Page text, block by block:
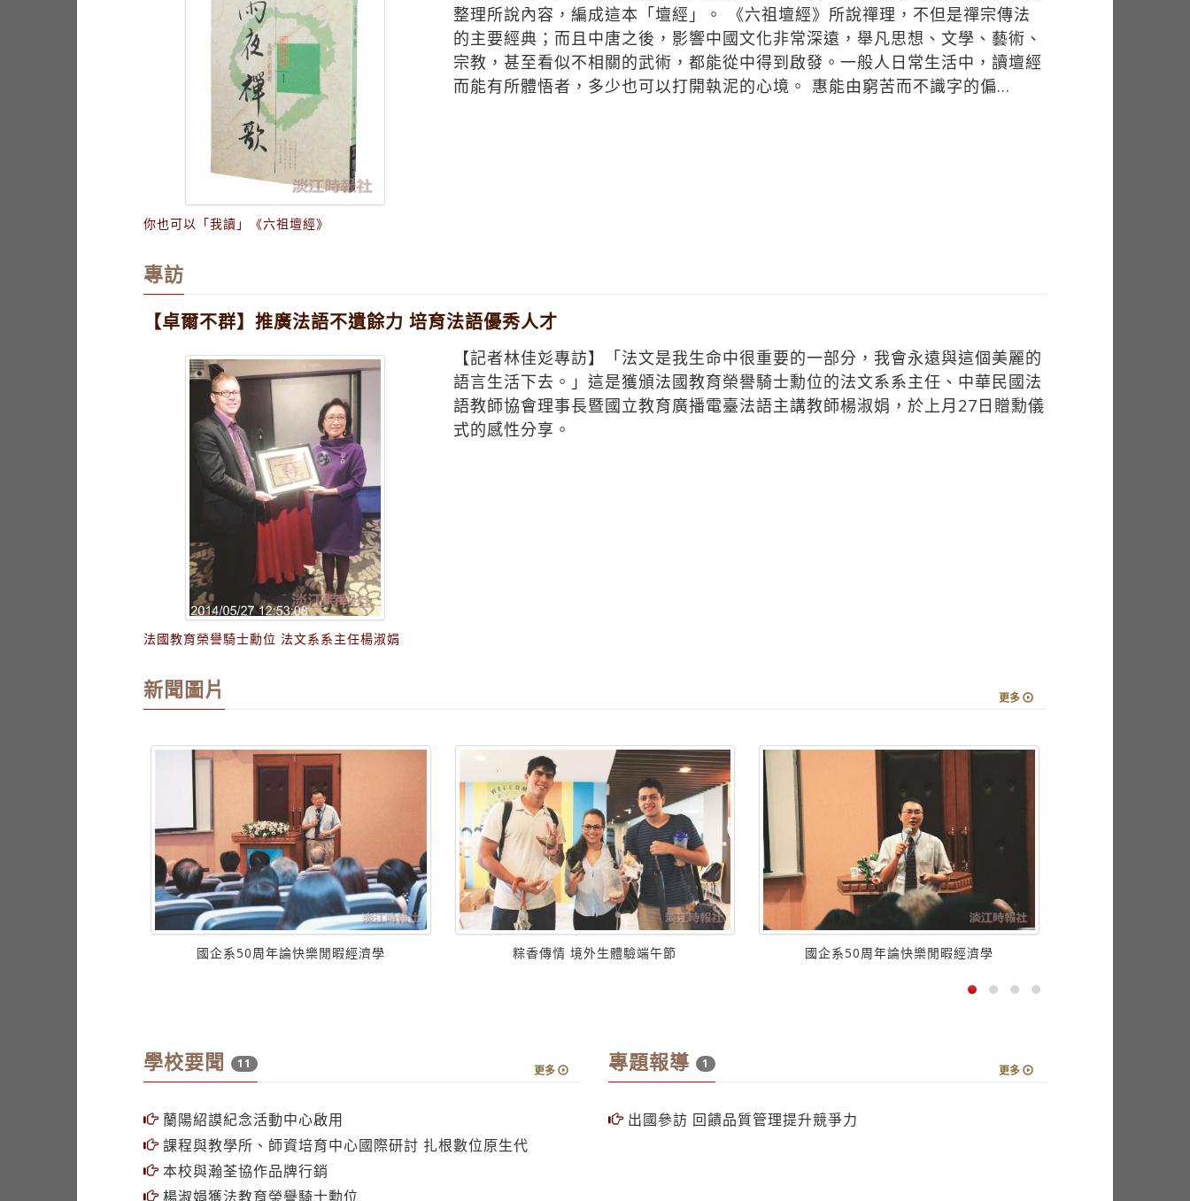
你也可以「我讀」《六祖壇經》
整理所說內容，編成這本「壇經」。 《六祖壇經》所說禪理，不但是禪宗傳法
的主要經典；而且中唐之後，影響中國文化非常深遠，舉凡思想、文學、藝術、
宗教，甚至看似不相關的武術，都能從中得到啟發。一般人日常生活中，讀壇經
而能有所體悟者，多少也可以打開執泥的心境。 惠能由窮苦而不識字的偏...
專訪
【卓爾不群】推廣法語不遺餘力 培育法語優秀人才
法國教育榮譽騎士勳位 法文系系主任楊淑娟
【記者林佳彣專訪】「法文是我生命中很重要的一部分，我會永遠與這個美麗的
語言生活下去。」這是獲頒法國教育榮譽騎士勳位的法文系系主任、中華民國法
語教師協會理事長暨國立教育廣播電臺法語主講教師楊淑娟，於上月27日贈勳儀
式的感性分享。
新聞圖片 更多
國企系50周年論快樂閒暇經濟學 粽香傳情 境外生體驗端午節 國企系50周年論快樂閒暇經濟學
學校要聞 11 更多
蘭陽紹謨紀念活動中心啟用
課程與教學所、師資培育中心國際研討 扎根數位原生代
本校與瀚荃協作品牌行銷
楊淑娟獲法教育榮譽騎士勳位
專題報導 1 更多
出國參訪 回饋品質管理提升競爭力